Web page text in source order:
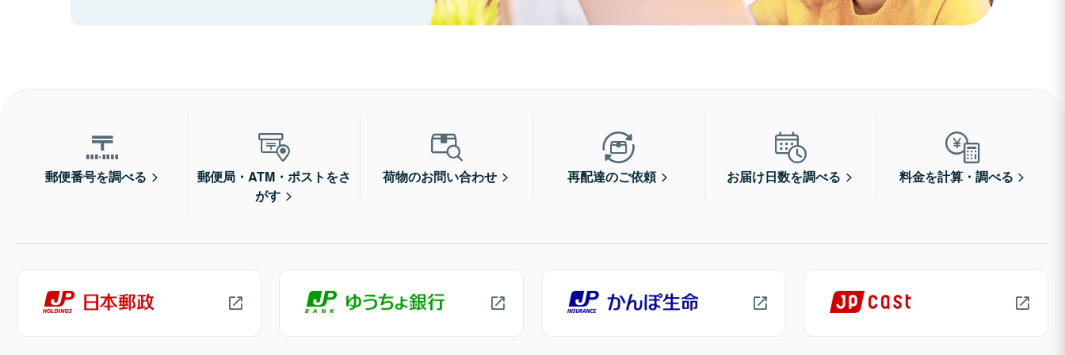
郵便番号を調べる
郵便局・ATM・ポストをさ
がす
荷物のお問い合わせ 再配達のご依頼 お届け日数を調べる 料金を計算・調べる